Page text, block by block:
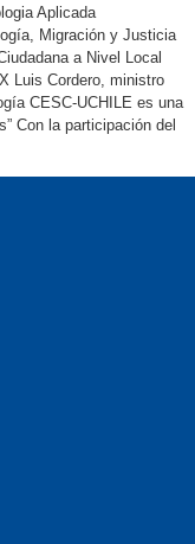
Aplicada
Migración y Justicia
a Nivel Local
Luis Cordero, ministro
CESC-UCHILE es una
Con la participación del